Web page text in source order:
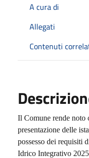
A cura di
Allegati
Contenuti
Il Comune rende noto
presentazione delle
possesso dei requisiti
Idrico Integrativo